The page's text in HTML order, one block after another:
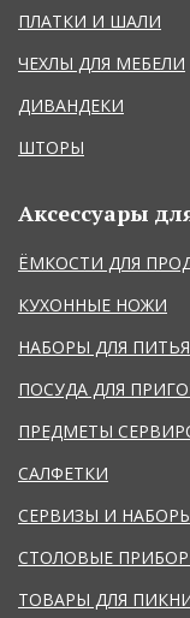
ПЛАТКИ И ШАЛИ
ЧЕХЛЫ ДЛЯ МЕБЕЛИ
ДИВАНДЕКИ
ШТОРЫ
Аксессуары
ЁМКОСТИ ДЛЯ
КУХОННЫЕ НОЖИ
НАБОРЫ ДЛЯ ПИТЬЯ
ПОСУДА ДЛЯ
ПРЕДМЕТЫ
САЛФЕТКИ
СЕРВИЗЫ И
СТОЛОВЫЕ
ТОВАРЫ ДЛЯ